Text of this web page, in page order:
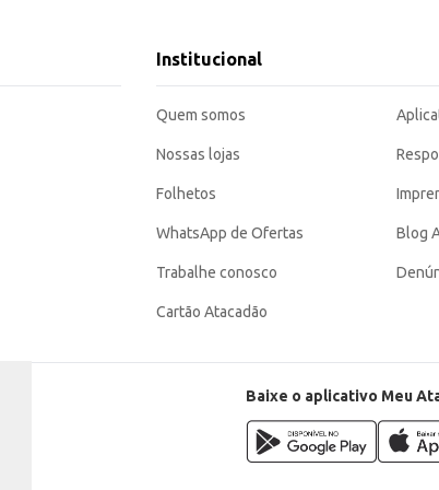
Institucional
Quem somos
Nossas lojas
Folhetos
WhatsApp de Ofertas
Trabalhe conosco
Cartão Atacadão
Blog
Baixe o aplicativo Meu